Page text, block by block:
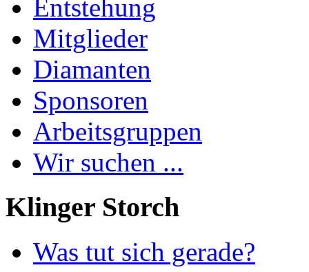
Entstehung
Mitglieder
Diamanten
Sponsoren
Arbeitsgruppen
Wir suchen ...
Klinger Storch
Was tut sich gerade?